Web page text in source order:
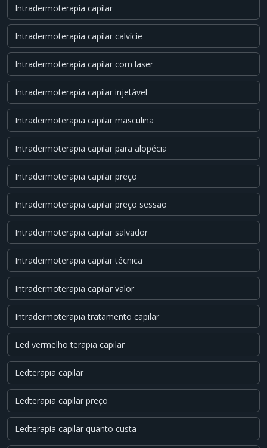
Intradermoterapia capilar
Intradermoterapia capilar calvície
Intradermoterapia capilar com laser
Intradermoterapia capilar injetável
Intradermoterapia capilar masculina
Intradermoterapia capilar para alopécia
Intradermoterapia capilar preço
Intradermoterapia capilar preço sessão
Intradermoterapia capilar salvador
Intradermoterapia capilar técnica
Intradermoterapia capilar valor
Intradermoterapia tratamento capilar
Led vermelho terapia capilar
Ledterapia capilar
Ledterapia capilar preço
Ledterapia capilar quanto custa